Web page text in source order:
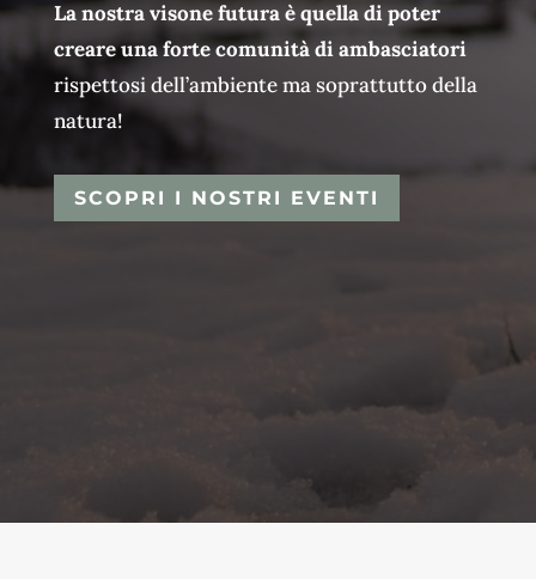
La nostra visone futura è quella di poter
creare una forte comunità di ambasciatori
rispettosi dell’ambiente ma soprattutto della
natura!
SCOPRI I NOSTRI EVENTI